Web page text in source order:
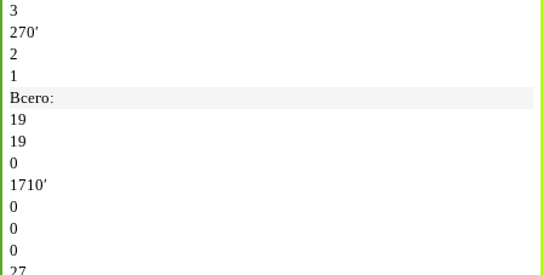
3
270′
2
1
Всего:
19
19
0
1710′
0
0
0